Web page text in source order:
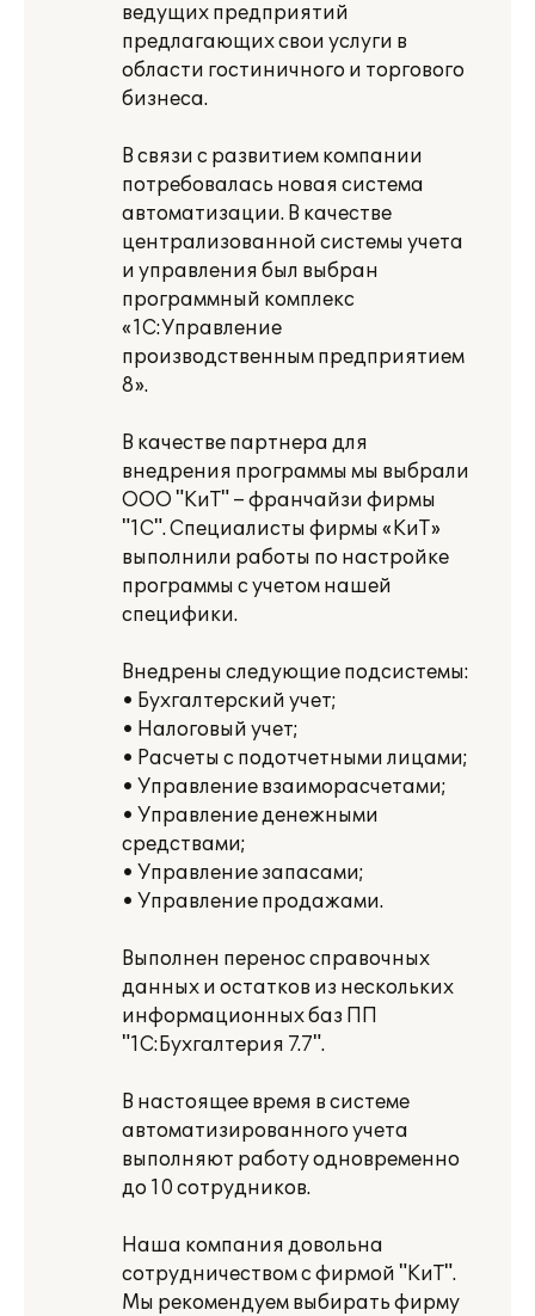
ведущих предприятий
предлагающих свои услуги в
области гостиничного и торгового
бизнеса.
В связи с развитием компании
потребовалась новая система
автоматизации. В качестве
централизованной системы учета
и управления был выбран
программный комплекс
«1С:Управление
производственным предприятием
8».
В качестве партнера для
внедрения программы мы выбрали
ООО "КиТ" – франчайзи фирмы
"1С". Специалисты фирмы «КиТ»
выполнили работы по настройке
программы с учетом нашей
специфики.
Внедрены следующие подсистемы:
• Бухгалтерский учет;
• Налоговый учет;
• Расчеты с подотчетными лицами;
• Управление взаиморасчетами;
• Управление денежными
средствами;
• Управление запасами;
• Управление продажами.
Выполнен перенос справочных
данных и остатков из нескольких
информационных баз ПП
"1С:Бухгалтерия 7.7".
В настоящее время в системе
автоматизированного учета
выполняют работу одновременно
до 10 сотрудников.
Наша компания довольна
сотрудничеством с фирмой "КиТ".
Мы рекомендуем выбирать фирму